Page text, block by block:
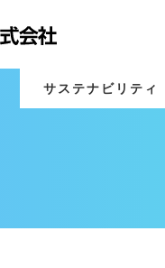
サステナビリティ